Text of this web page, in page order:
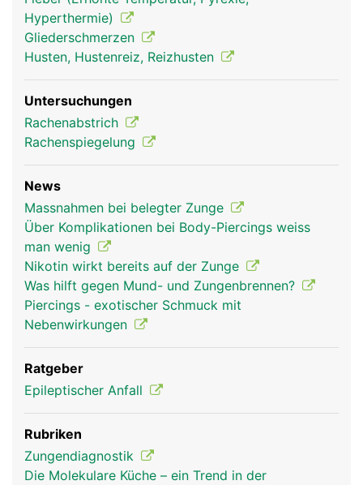
Zunge Frau
Hyperthermie)
Gliederschmerzen
Husten, Hustenreiz, Reizhusten
Untersuchungen
Rachenabstrich
Rachenspiegelung
News
Massnahmen bei belegter Zunge
Über Komplikationen bei Body-Piercings weiss
man wenig
Nikotin wirkt bereits auf der Zunge
Was hilft gegen Mund- und Zungenbrennen?
Piercings - exotischer Schmuck mit
Nebenwirkungen
Ratgeber
Epileptischer Anfall
Rubriken
Zungendiagnostik
Die Molekulare Küche – ein Trend in der